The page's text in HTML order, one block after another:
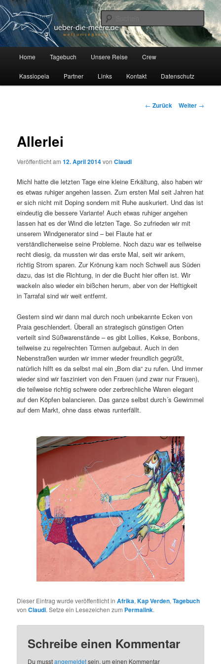
Zum
Inhalt
wechseln
Über die Meere
Auf unserer Segelyacht Kassiopeia, einer Hallberg Rasmus 35, erkunden
wir seit Juli 2012 die Welt.
Home Tagebuch Unsere Reise Crew
Kassiopeia Partner Links Kontakt Datenschutz
B
-
N
a
v
i
g
a
t
i
o
n
← Zurück Weiter →
Allerlei
Veröffentlicht am12. April 2014vonClaudi
Michl hatte die letzten Tage eine kleine Erkältung, also haben wir
es etwas ruhiger angehen lassen. Zum ersten Mal seit Jahren hat
er sich nicht mit Doping sondern mit Ruhe auskuriert. Und das ist
eindeutig die bessere Variante! Auch etwas ruhiger angehen
lassen hat es der Wind die letzten Tage. So zufrieden wir mit
unserem Windgenerator sind – bei Flaute hat er
verständlicherweise seine Probleme. Noch dazu war es teilweise
recht diesig, da mussten wir das erste Mal, seit wir ankern,
richtig Strom sparen. Zur Krönung kam noch Schwell aus Süden
dazu, das ist die Richtung, in der die Bucht hier offen ist. Wir
wackeln also wieder ein bißchen herum, aber von der Heftigkeit
in Tarrafal sind wir weit entfernt.
Gestern sind wir dann mal durch noch unbekannte Ecken von
Praia geschlendert. Überall an strategisch günstigen Orten
verteilt sind Süßwarenstände – es gibt Lollies, Kekse, Bonbons,
teilweise zu regelrechten Türmen aufgebaut. Auch in den
Nebenstraßen wurden wir immer wieder freundlich gegrüßt,
natürlich hilft es da selbst mal ein „Bom dia“ zu rufen. Und immer
wieder sind wir fasziniert von den Frauen (und zwar nur Frauen),
die teilweise richtig schwere oder zerbrechliche Waren elegant
auf den Köpfen balancieren. Das ganze selbst durch´s Gewimmel
auf dem Markt, ohne dass etwas runterfällt.
[SHOW PICTURE LIST]
Dieser Eintrag wurde veröffentlicht inAfrika,Kap Verden,Tagebuch
vonClaudi. Setze ein Lesezeichen zum Permalink.
Schreibe einen Kommentar
Du musstangemeldetsein, um einen Kommentar